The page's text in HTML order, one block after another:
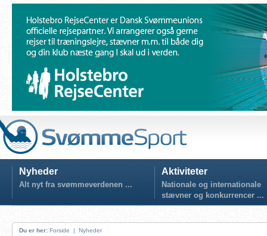
Nyheder
Alt nyt fra svømmeverdenen ...
Aktiviteter
Nationale og internationale
stævner og konkurrencer ...
Du er her: Forside | Nyheder